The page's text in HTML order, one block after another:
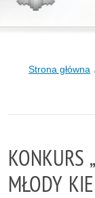
Strona główna
KONKURS
MŁODY